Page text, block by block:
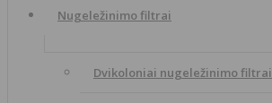
Nugeležinimo filtrai
Dvikoloniai nugeležinimo filtrai